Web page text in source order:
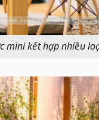
mini kết hợp nhiều